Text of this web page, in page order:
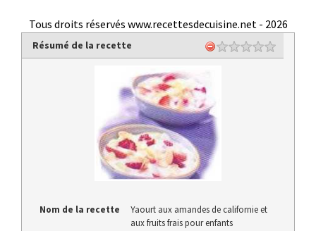
Tous droits réservés www.recettesdecuisine.net - 2026
Résumé de la recette
Nom de la recette
Yaourt aux amandes de californie et
aux fruits frais pour enfants